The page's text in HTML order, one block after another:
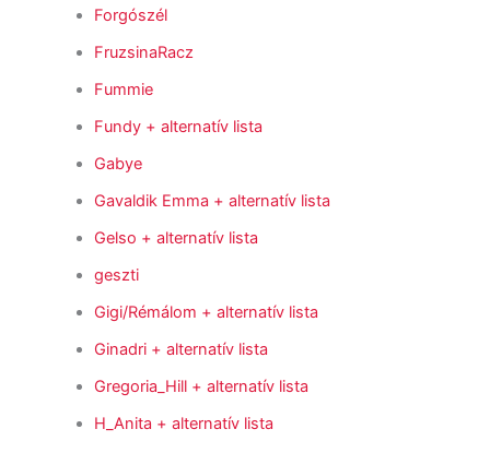
Forgószél
FruzsinaRacz
Fummie
Fundy + alternatív lista
Gabye
Gavaldik Emma + alternatív lista
Gelso + alternatív lista
geszti
Gigi/Rémálom + alternatív lista
Ginadri + alternatív lista
Gregoria_Hill + alternatív lista
H_Anita + alternatív lista